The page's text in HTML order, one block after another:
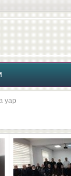
VİDEO